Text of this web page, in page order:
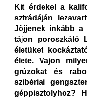
Kit érdekel a
sztrádáján
Jöjjenek inkább a
tájon poroszkáló
életüket
élete. Vajon
grúzokat és
szibériai
géppisztolyhoz?